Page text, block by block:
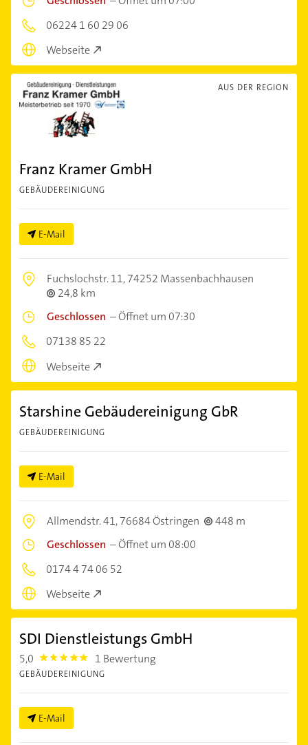
06224 1 60 29 06
Webseite
AUS DER REGION
Franz Kramer GmbH
GEBÄUDEREINIGUNG
E-Mail
Fuchslochstr. 11,74252 Massenbachhausen
24,8 km
Geschlossen –Öffnet um 07:30
07138 85 22
Webseite
Starshine Gebäudereinigung GbR
GEBÄUDEREINIGUNG
E-Mail
Allmendstr. 41,76684 Östringen
448 m
Geschlossen –Öffnet um 08:00
0174 4 74 06 52
Webseite
SDI Dienstleistungs GmbH
5,0 5.0 1 Bewertung
GEBÄUDEREINIGUNG
E-Mail